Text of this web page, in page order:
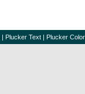
| Plucker Text | Plucker Color